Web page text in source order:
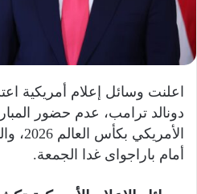
و
ن
اعلنت وسائل إعلام أمريكية
دونالد ترامب، عدم حضور
أمام باراجواى غدا الجمعة.